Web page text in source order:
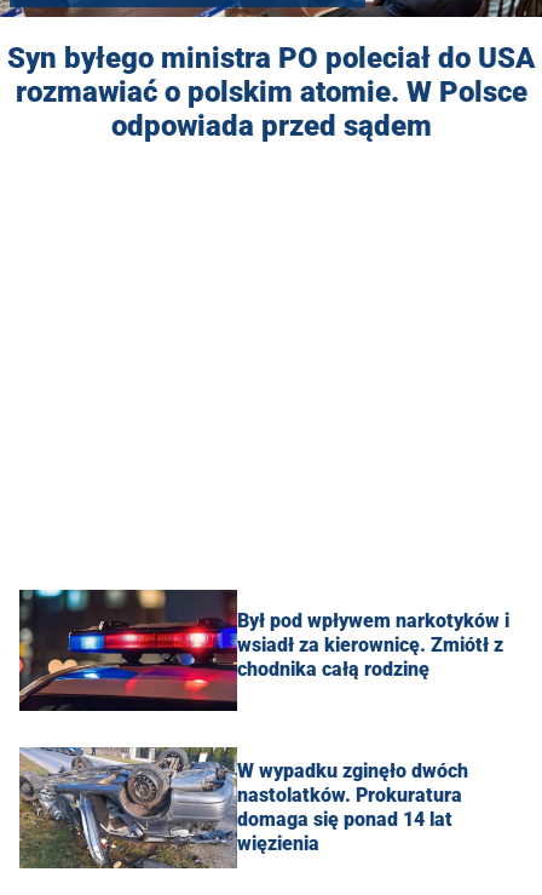
Syn byłego ministra PO poleciał do USA
rozmawiać o polskim atomie. W Polsce
odpowiada przed sądem
Był pod wpływem narkotyków i
wsiadł za kierownicę. Zmiótł z
chodnika całą rodzinę
W wypadku zginęło dwóch
nastolatków. Prokuratura
domaga się ponad 14 lat
więzienia